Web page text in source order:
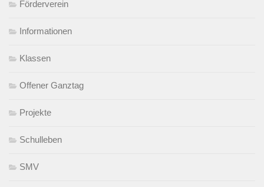
Förderverein
Informationen
Klassen
Offener Ganztag
Projekte
Schulleben
SMV